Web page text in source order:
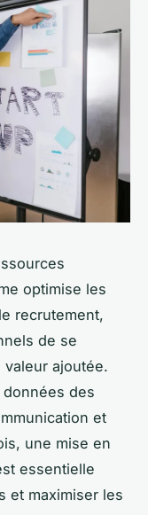
optimise les
recrutement,
de se
ajoutée.
des
et
une mise en
essentielle
et maximiser les